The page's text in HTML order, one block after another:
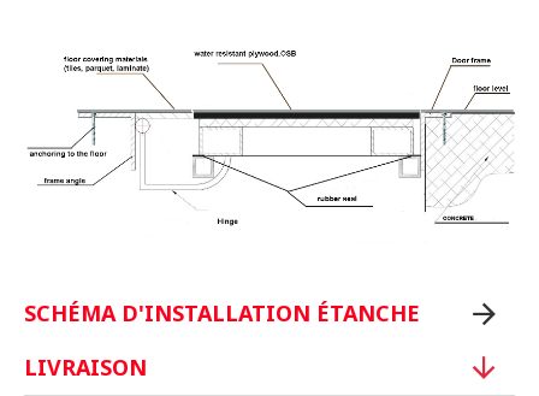
SCHÉMA D'INSTALLATION ÉTANCHE
LIVRAISON